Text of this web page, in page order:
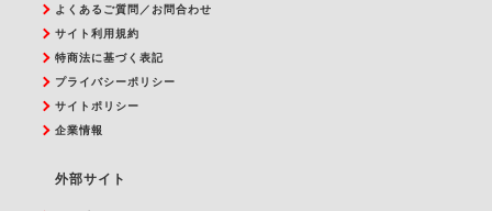
よくあるご質問／お問合わせ
サイト利用規約
特商法に基づく表記
プライバシーポリシー
サイトポリシー
企業情報
外部サイト